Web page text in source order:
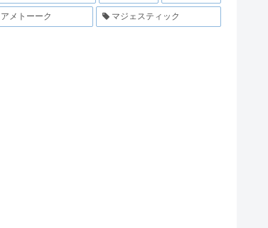
アメトーーク マジェスティック